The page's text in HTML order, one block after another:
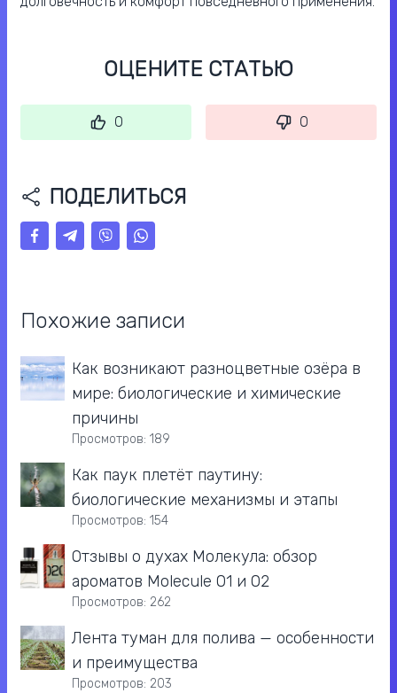
ОЦЕНИТЕ СТАТЬЮ
0 0
ПОДЕЛИТЬСЯ
Похожие записи
Как возникают разноцветные озёра в
мире: биологические и химические
причины
Просмотров: 189
Как паук плетёт паутину:
биологические механизмы и этапы
Просмотров: 154
Отзывы о духах Молекула: обзор
ароматов Molecule 01 и 02
Просмотров: 262
Лента туман для полива — особенности
и преимущества
Просмотров: 203